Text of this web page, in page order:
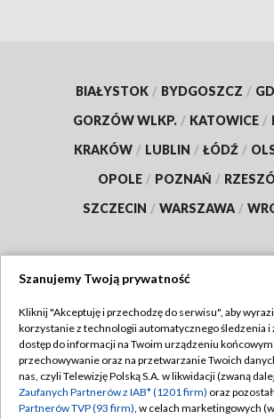
BIAŁYSTOK / BYDGOSZCZ /
GORZÓW WLKP. / KATOWICE /
KRAKÓW / LUBLIN / ŁÓDŹ /
OPOLE / POZNAŃ /
SZCZECIN / WARSZAWA /
TVP
Abonament TVP
Emisja w TVP
Regulamin TVP
Polityka prywatności
Szanujemy Twoją prywatność
Kliknij "Akceptuję i przechodzę do serwisu", aby
korzystanie z technologii automatycznego śledzenia i
dostęp do informacji na Twoim urządzeniu końcowym
przechowywanie oraz na przetwarzanie Twoich
nas, czyli Telewizję Polską S.A. w likwidacji (zwaną
Zaufanych Partnerów z IAB* (1201 firm) oraz
Partnerów TVP (93 firm), w celach marketingowych